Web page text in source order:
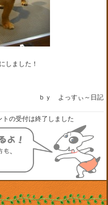
しました！
ｂｙ よっすぃ～日記
トの受付は終了しました